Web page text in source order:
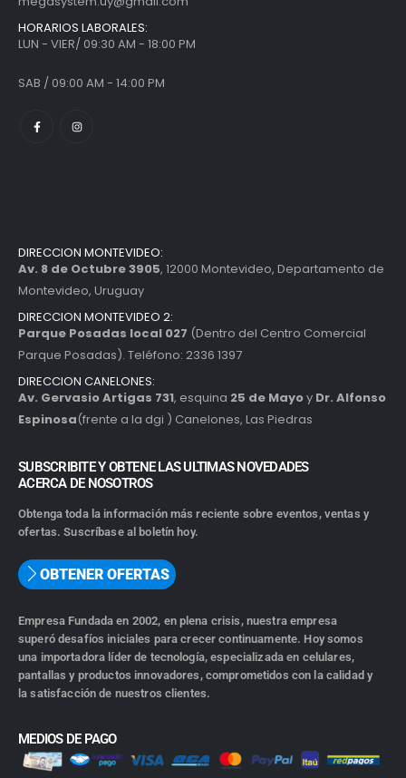
HORARIOS LABORALES:
LUN - VIER/ 09:30 AM - 18:00 PM
SAB / 09:00 AM - 14:00 PM
DIRECCION MONTEVIDEO:
Av. 8 de Octubre 3905, 12000 Montevideo, Departamento de
Montevideo, Uruguay
DIRECCION MONTEVIDEO 2:
Parque Posadas local 027 (Dentro del Centro Comercial
Parque Posadas). Teléfono: 2336 1397
DIRECCION CANELONES:
Av. Gervasio Artigas 731, esquina 25 de Mayoy Dr. Alfonso
Espinosa(frente a la dgi ) Canelones, Las Piedras
SUBSCRIBITE Y OBTENE LAS ULTIMAS NOVEDADES
ACERCA DE NOSOTROS
Obtenga toda la información más reciente sobre eventos, ventas y
ofertas. Suscríbase al boletín hoy.
OBTENER OFERTAS
Empresa Fundada en 2002, en plena crisis, nuestra empresa
superó desafíos iniciales para crecer continuamente. Hoy somos
una importadora líder de tecnología, especializada en celulares,
pantallas y productos innovadores, comprometidos con la calidad y
la satisfacción de nuestros clientes.
MEDIOS DE PAGO